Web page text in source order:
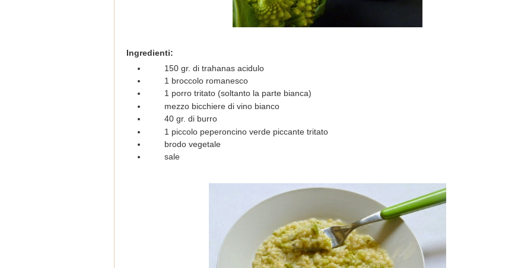
Ingredienti:
150 gr. di trahanas acidulo
1 broccolo romanesco
1 porro tritato (soltanto la parte bianca)
mezzo bicchiere di vino bianco
40 gr. di burro
1 piccolo peperoncino verde piccante tritato
brodo vegetale
sale